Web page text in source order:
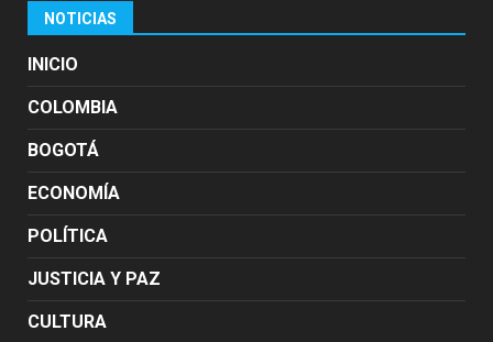
NOTICIAS
INICIO
COLOMBIA
BOGOTÁ
ECONOMÍA
POLÍTICA
JUSTICIA Y PAZ
CULTURA